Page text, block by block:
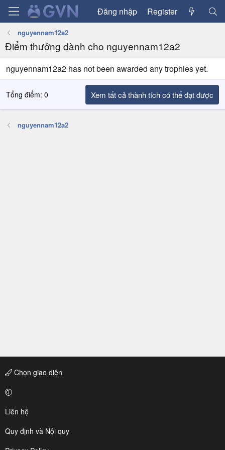
Đăng nhập Register
nguyennam12a2
Điểm thưởng dành cho nguyennam12a2
nguyennam12a2 has not been awarded any trophies yet.
Tổng điểm: 0 Xem tất cả thành tích có thể đạt được
nguyennam12a2
Chọn giao diện
Liên hệ
Quy định và Nội quy